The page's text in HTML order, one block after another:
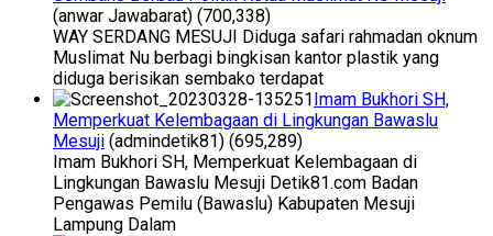
(anwar Jawabarat) (700,338)
WAY SERDANG MESUJI Diduga safari rahmadan oknum
Muslimat Nu berbagi bingkisan kantor plastik yang
diduga berisikan sembako terdapat
Imam Bukhori SH,
Memperkuat Kelembagaan di Lingkungan Bawaslu
Mesuji (admindetik81) (695,289)
Imam Bukhori SH, Memperkuat Kelembagaan di
Lingkungan Bawaslu Mesuji Detik81.com Badan
Pengawas Pemilu (Bawaslu) Kabupaten Mesuji
Lampung Dalam